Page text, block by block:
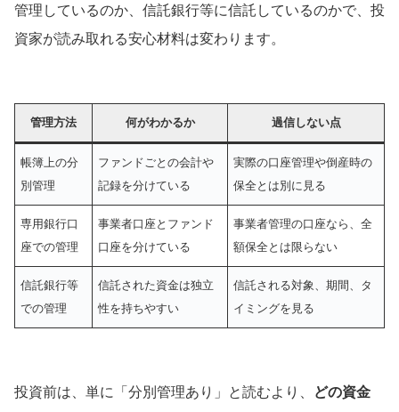
管理しているのか、信託銀行等に信託しているのかで、投
資家が読み取れる安心材料は変わります。
管理方法 何がわかるか 過信しない点
帳簿上の分
別管理
ファンドごとの会計や
記録を分けている
実際の口座管理や倒産時の
保全とは別に見る
専用銀行口
座での管理
事業者口座とファンド
口座を分けている
事業者管理の口座なら、全
額保全とは限らない
信託銀行等
での管理
信託された資金は独立
性を持ちやすい
信託される対象、期間、タ
イミングを見る
投資前は、単に「分別管理あり」と読むより、
どの資金